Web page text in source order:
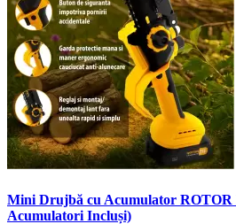
Mini Drujbă cu Acumulator ROTOR
Acumulatori Incluși)